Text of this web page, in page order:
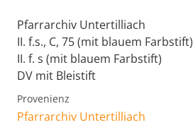
Pfarrarchiv Untertilliach
II. f.s., C, 75 (mit blauem Farbstift)
II. f. s (mit blauem Farbstift)
DV mit Bleistift
Provenienz
Pfarrarchiv Untertilliach